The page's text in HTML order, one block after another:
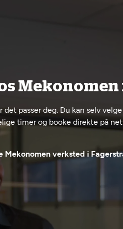
Mekonomen
passer deg. Du kan selv
timer og booke direkte på
verksted i